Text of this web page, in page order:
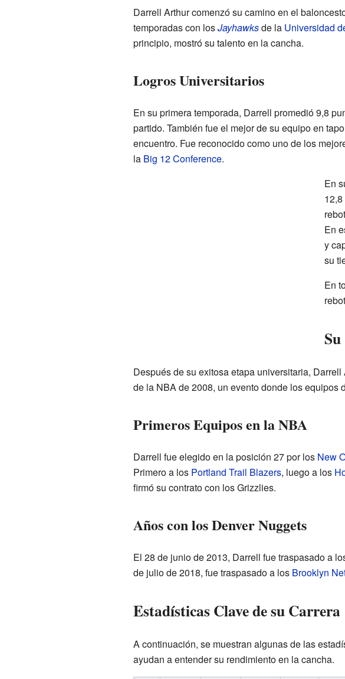
Darrell Arthur comenzó su camino en el
temporadas con losJayhawksde la Universidad
principio, mostró su talento en la cancha.
Logros Universitarios
En su primera temporada, Darrell promedió 9,8
partido. También fue el mejor de su equipo en
encuentro. Fue reconocido como uno de los
la Big 12 Conference.
En
En
y
su
En
Después de su exitosa etapa universitaria,
de la NBA de 2008, un evento donde los equipos
Primeros Equipos en la NBA
Darrell fue elegido en la posición 27 por los New
Primero a los Portland Trail Blazers, luego a los
firmó su contrato con los Grizzlies.
Años con los Denver Nuggets
El 28 de junio de 2013, Darrell fue traspasado a
de julio de 2018, fue traspasado a los Brooklyn
Estadísticas Clave de su Carrera
A continuación, se muestran algunas de las
ayudan a entender su rendimiento en la cancha.